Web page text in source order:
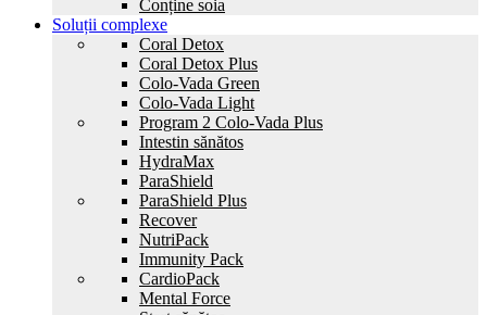
Conține soia
Soluții complexe
Coral Detox
Coral Detox Plus
Colo-Vada Green
Colo-Vada Light
Program 2 Colo-Vada Plus
Intestin sănătos
HydrаMax
ParaShield
ParaShield Plus
Recover
NutriPack
Immunity Pack
CardioPack
Mental Force